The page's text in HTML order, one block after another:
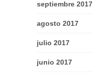
septiembre 2017
agosto 2017
julio 2017
junio 2017